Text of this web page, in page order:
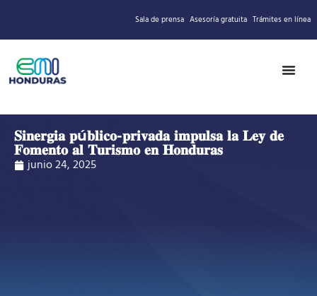
Sala de prensa Asesoría gratuita Trámites en línea
𝐒𝐢𝐧𝐞𝐫𝐠𝐢𝐚 𝐩ú𝐛𝐥𝐢𝐜𝐨-𝐩𝐫𝐢𝐯𝐚𝐝𝐚 𝐢𝐦𝐩𝐮𝐥𝐬𝐚 𝐥𝐚 𝐋𝐞𝐲 𝐝𝐞
𝐅𝐨𝐦𝐞𝐧𝐭𝐨 𝐚𝐥 𝐓𝐮𝐫𝐢𝐬𝐦𝐨 𝐞𝐧 𝐇𝐨𝐧𝐝𝐮𝐫𝐚𝐬
junio 24, 2025